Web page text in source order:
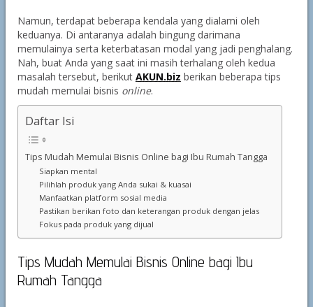
Namun, terdapat beberapa kendala yang dialami oleh
keduanya. Di antaranya adalah bingung darimana
memulainya serta keterbatasan modal yang jadi penghalang.
Nah, buat Anda yang saat ini masih terhalang oleh kedua
masalah tersebut, berikut AKUN.biz berikan beberapa tips
mudah memulai bisnis online.
Daftar Isi
Tips Mudah Memulai Bisnis Online bagi Ibu Rumah Tangga
Siapkan mental
Pilihlah produk yang Anda sukai & kuasai
Manfaatkan platform sosial media
Pastikan berikan foto dan keterangan produk dengan jelas
Fokus pada produk yang dijual
Tips Mudah Memulai Bisnis Online bagi Ibu
Rumah Tangga